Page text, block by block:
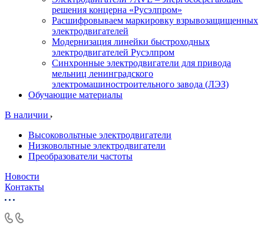
решения концерна «Русэлпром»
Расшифровываем маркировку взрывозащищенных
электродвигателей
Модернизация линейки быстроходных
электродвигателей Русэлпром
Синхронные электродвигатели для привода
мельниц ленинградского
электромашиностроительного завода (ЛЭЗ)
Обучающие материалы
В наличии
Высоковольтные электродвигатели
Низковольтные электродвигатели
Преобразователи частоты
Новости
Контакты